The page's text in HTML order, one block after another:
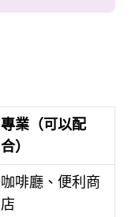
專業（可以配
合）
咖啡廳、便利商
店